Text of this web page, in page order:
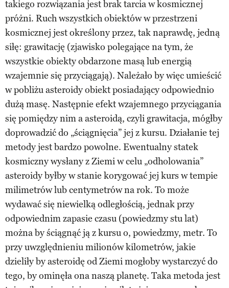
takiego rozwiązania jest brak tarcia w kosmicznej
próżni. Ruch wszystkich obiektów w przestrzeni
kosmicznej jest określony przez, tak naprawdę, jedną
siłę: grawitację (zjawisko polegające na tym, że
wszystkie obiekty obdarzone masą lub energią
wzajemnie się przyciągają). Należało by więc umieścić
w pobliżu asteroidy obiekt posiadający odpowiednio
dużą masę. Następnie efekt wzajemnego przyciągania
się pomiędzy nim a asteroidą, czyli grawitacja, mógłby
doprowadzić do „ściągnięcia” jej z kursu. Działanie tej
metody jest bardzo powolne. Ewentualny statek
kosmiczny wysłany z Ziemi w celu „odholowania”
asteroidy byłby w stanie korygować jej kurs w tempie
milimetrów lub centymetrów na rok. To może
wydawać się niewielką odległością, jednak przy
odpowiednim zapasie czasu (powiedzmy stu lat)
można by ściągnąć ją z kursu o, powiedzmy, metr. To
przy uwzględnieniu milionów kilometrów, jakie
dzieliły by asteroidę od Ziemi mogłoby wystarczyć do
tego, by ominęła ona naszą planetę. Taka metoda jest